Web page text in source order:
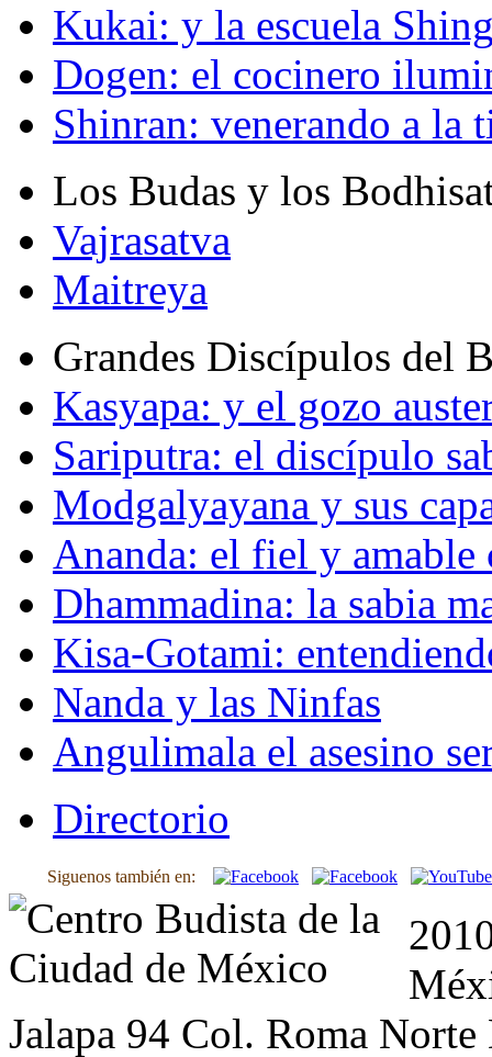
Kukai: y la escuela
Dogen: el cocinero
Shinran: venerando a la
Los Budas y los
Vajrasatva
Maitreya
Grandes Discípulos del
Kasyapa: y el gozo
Sariputra: el discípulo
Modgalyayana y sus
Ananda: el fiel y amable
Dhammadina: la sabia
Kisa-Gotami:
Nanda y las Ninfas
Angulimala el asesino
Directorio
Siguenos también en:
Jalapa 94 Col. Roma